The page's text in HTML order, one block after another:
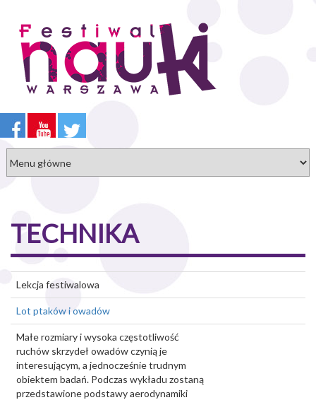
treści
TECHNIKA
Lekcja festiwalowa
Lot ptaków i owadów
Małe rozmiary i wysoka częstotliwość
ruchów skrzydeł owadów czynią je
interesującym, a jednocześnie trudnym
obiektem badań. Podczas wykładu zostaną
przedstawione podstawy aerodynamiki